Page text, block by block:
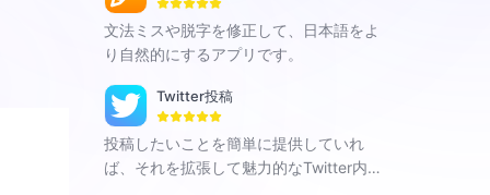
文法ミスや脱字を修正して、日本語をよ
り自然的にするアプリです。
Twitter投稿
投稿したいことを簡単に提供していれ
ば、それを拡張して魅力的なTwitter内